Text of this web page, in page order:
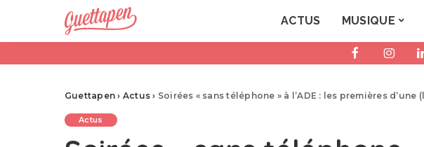
ACTUS MUSIQUE
Guettapen › Actus › Soirées « sans téléphone » à l’ADE : les premières d’une
Actus